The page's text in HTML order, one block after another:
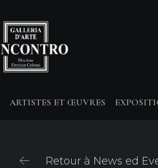
ARTISTES ET ŒUVRES
Retour à News ed